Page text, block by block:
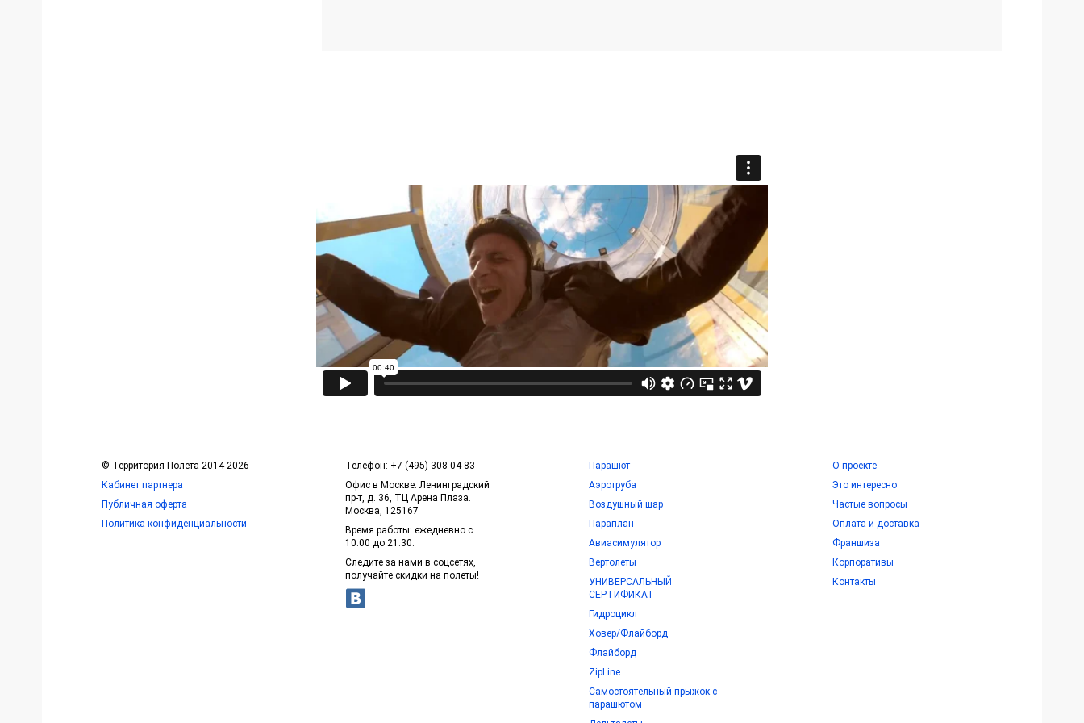
© Территория Полета 2014-2026
Кабинет партнера
Публичная оферта
Политика конфиденциальности
Телефон: +7 (495) 308-04-83
Офис в Москве: Ленинградский
пр-т, д. 36, ТЦ Арена Плаза.
Москва, 125167
Время работы: ежедневно с
10:00 до 21:30.
Следите за нами в соцсетях,
получайте скидки на полеты!
Парашют
Аэротруба
Воздушный шар
Параплан
Авиасимулятор
Вертолеты
УНИВЕРСАЛЬНЫЙ
СЕРТИФИКАТ
Гидроцикл
Ховер/Флайборд
Флайборд
ZipLine
Самостоятельный прыжок с
парашютом
О проекте
Это интересно
Частые вопросы
Оплата и доставка
Франшиза
Корпоративы
Контакты